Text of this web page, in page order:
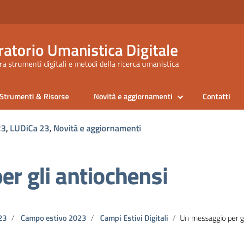
Umanistica Digitale
strumenti digitali e metodi della ricerca umanistica
Strumenti & Risorse Novità e aggiornamenti Contatti
,LUDiCa 23,Novità e aggiornamenti
gli antiochensi
Campo estivo 2023 Campi Estivi Digitali Un messaggio per gli